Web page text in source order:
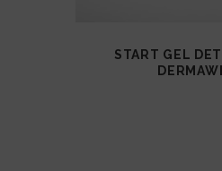
START GEL